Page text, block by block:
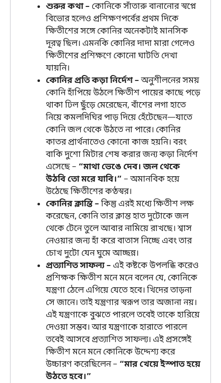
শুরুর কথা – কোনিকে সাঁতারু বানানোর স্বপ্নে
বিভোর হলেও প্রশিক্ষণপর্বের প্রথম দিকে
ক্ষিতীশের সঙ্গে কোনির অনেকটাই মানসিক
দূরত্ব ছিল। এমনকি কোনির দাদা মারা গেলেও
ক্ষিতীশের প্রশিক্ষণে কোনো ঘাটতি দেখা
যায়নি।
কোনির প্রতি কড়া নির্দেশ –অনুশীলনের সময়
কোনি হাঁপিয়ে উঠলে ক্ষিতীশ পায়ের কাছে পড়ে
থাকা ঢিল ছুঁড়ে মেরেছেন, বাঁশের লগা হাতে
নিয়ে কমলদিঘির পাড় দিয়ে হেঁটেছেন—যাতে
কোনি জল থেকে উঠতে না পারে। কোনির
কাতর প্রার্থনাতেও কোনো কাজ হয়নি। বরং
বাকি দুশো মিটার শেষ করার জন্য কড়া নির্দেশ
এসেছে – “মাথা ভেঙে দেব। জল থেকে
উঠবি তো মরে যাবি।” – অমানবিক হয়ে
উঠেছে ক্ষিতীশের কণ্ঠস্বর।
কোনির ক্লান্তি –কিন্তু এরই মধ্যে ক্ষিতীশ লক্ষ
করেছেন, কোনি তার ক্লান্ত হাত দুটোকে জল
থেকে টেনে তুলে আবার নামিয়ে রাখছে। শ্বাস
নেওয়ার জন্য হাঁ করে বাতাস নিচ্ছে এবং তার
চোখ দুটো যেন ঘুমে আচ্ছন্ন।
প্রত্যাশিত সাফল্য – এই কষ্টকে উপলব্ধি করেও
প্রশিক্ষক ক্ষিতীশ মনে মনে বলেন যে, কোনিকে
যন্ত্রণা ঠেলে এগিয়ে যেতে হবে। খিদের তাড়না
সে জানে। তাই যন্ত্রণার স্বরূপ তার অজানা নয়।
এই যন্ত্রণাকে বুঝতে পারলে তবেই তাকে হারিয়ে
দেওয়া সম্ভব। আর যন্ত্রণাকে হারাতে পারলে
তবেই আসবে প্রত্যাশিত সাফল্য। এই প্রসঙ্গেই
ক্ষিতীশ মনে মনে কোনিকে উদ্দেশ্য করে
উচ্চারণ করেছিলেন – “মার খেয়ে ইস্পাত হয়ে
উঠতে হবে।”